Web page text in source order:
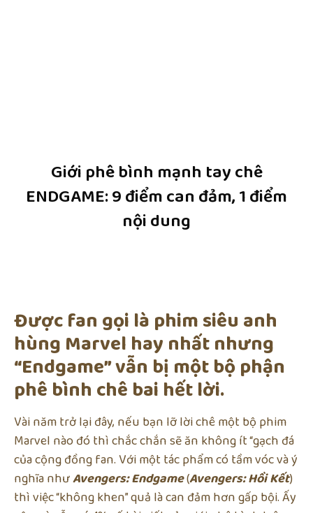
Giới phê bình mạnh tay chê
ENDGAME: 9 điểm can đảm, 1 điểm
nội dung
Được fan gọi là phim siêu anh
hùng Marvel hay nhất nhưng
“Endgame” vẫn bị một bộ phận
phê bình chê bai hết lời.
Vài năm trở lại đây, nếu bạn lỡ lời chê một bộ phim
Marvel nào đó thì chắc chắn sẽ ăn không ít “gạch đá
của cộng đồng fan. Với một tác phẩm có tầm vóc và ý
nghĩa nhưAvengers: Endgame(Avengers: Hồi Kết)
thì việc “không khen” quả là can đảm hơn gấp bội. Ấy